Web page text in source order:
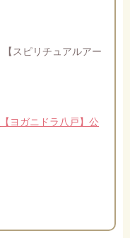
【スピリチュアルアー
【ヨガニドラ八戸】公